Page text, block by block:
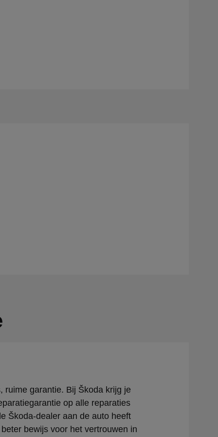
ruime garantie. Bij Škoda krijg je
op alle reparaties
Škoda-dealer aan de auto heeft
bewijs voor het vertrouwen in